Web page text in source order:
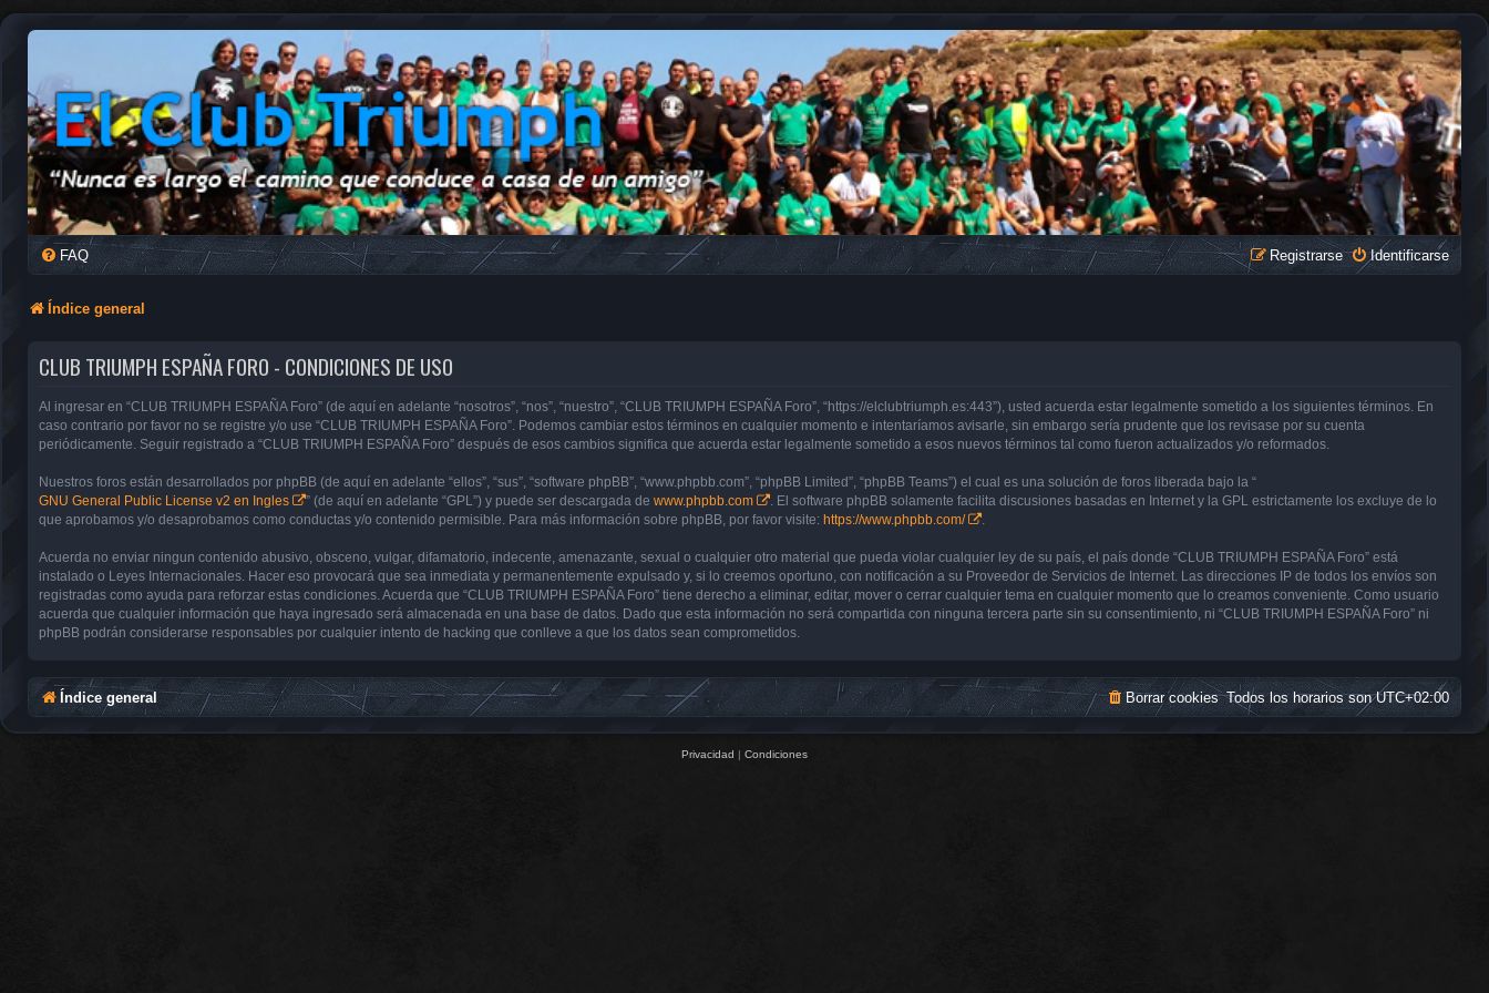
FAQ Identificarse
Registrarse
Índice general
CLUB TRIUMPH ESPAÑA FORO - CONDICIONES DE USO
Al ingresar en “CLUB TRIUMPH ESPAÑA Foro” (de aquí en adelante “nosotros”, “nos”, “nuestro”, “CLUB TRIUMPH ESPAÑA Foro”, “https://elclubtriumph.es:443”), usted acuerda estar legalmente sometido a los siguientes términos. En
caso contrario por favor no se registre y/o use “CLUB TRIUMPH ESPAÑA Foro”. Podemos cambiar estos términos en cualquier momento e intentaríamos avisarle, sin embargo sería prudente que los revisase por su cuenta
periódicamente. Seguir registrado a “CLUB TRIUMPH ESPAÑA Foro” después de esos cambios significa que acuerda estar legalmente sometido a esos nuevos términos tal como fueron actualizados y/o reformados.
Nuestros foros están desarrollados por phpBB (de aquí en adelante “ellos”, “sus”, “software phpBB”, “www.phpbb.com”, “phpBB Limited”, “phpBB Teams”) el cual es una solución de foros liberada bajo la “
GNU General Public License v2 en Ingles
” (de aquí en adelante “GPL”) y puede ser descargada de www.phpbb.com
. El software phpBB solamente facilita discusiones basadas en Internet y la GPL estrictamente los excluye de lo
que aprobamos y/o desaprobamos como conductas y/o contenido permisible. Para más información sobre phpBB, por favor visite: https://www.phpbb.com/ .
Acuerda no enviar ningun contenido abusivo, obsceno, vulgar, difamatorio, indecente, amenazante, sexual o cualquier otro material que pueda violar cualquier ley de su país, el país donde “CLUB TRIUMPH ESPAÑA Foro” está
instalado o Leyes Internacionales. Hacer eso provocará que sea inmediata y permanentemente expulsado y, si lo creemos oportuno, con notificación a su Proveedor de Servicios de Internet. Las direcciones IP de todos los envíos son
registradas como ayuda para reforzar estas condiciones. Acuerda que “CLUB TRIUMPH ESPAÑA Foro” tiene derecho a eliminar, editar, mover o cerrar cualquier tema en cualquier momento que lo creamos conveniente. Como usuario
acuerda que cualquier información que haya ingresado será almacenada en una base de datos. Dado que esta información no será compartida con ninguna tercera parte sin su consentimiento, ni “CLUB TRIUMPH ESPAÑA Foro” ni
phpBB podrán considerarse responsables por cualquier intento de hacking que conlleve a que los datos sean comprometidos.
Índice general Todos los horarios sonUTC+02:00
Borrar cookies
Privacidad Condiciones